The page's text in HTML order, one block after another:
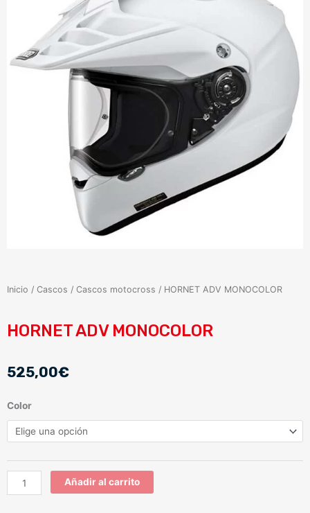
Inicio / Cascos / Cascos motocross / HORNET ADV MONOCOLOR
HORNET ADV MONOCOLOR
525,00€
Color
HORNET
ADV
MONOCOLOR
Añadir al carrito